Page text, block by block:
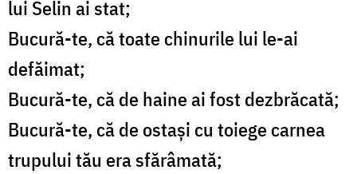
lui Selin ai stat;
Bucură-te, că toate chinurile lui le-ai
defăimat;
Bucură-te, că de haine ai fost dezbrăcată;
Bucură-te, că de ostaşi cu toiege carnea
trupului tău era sfărâmată;